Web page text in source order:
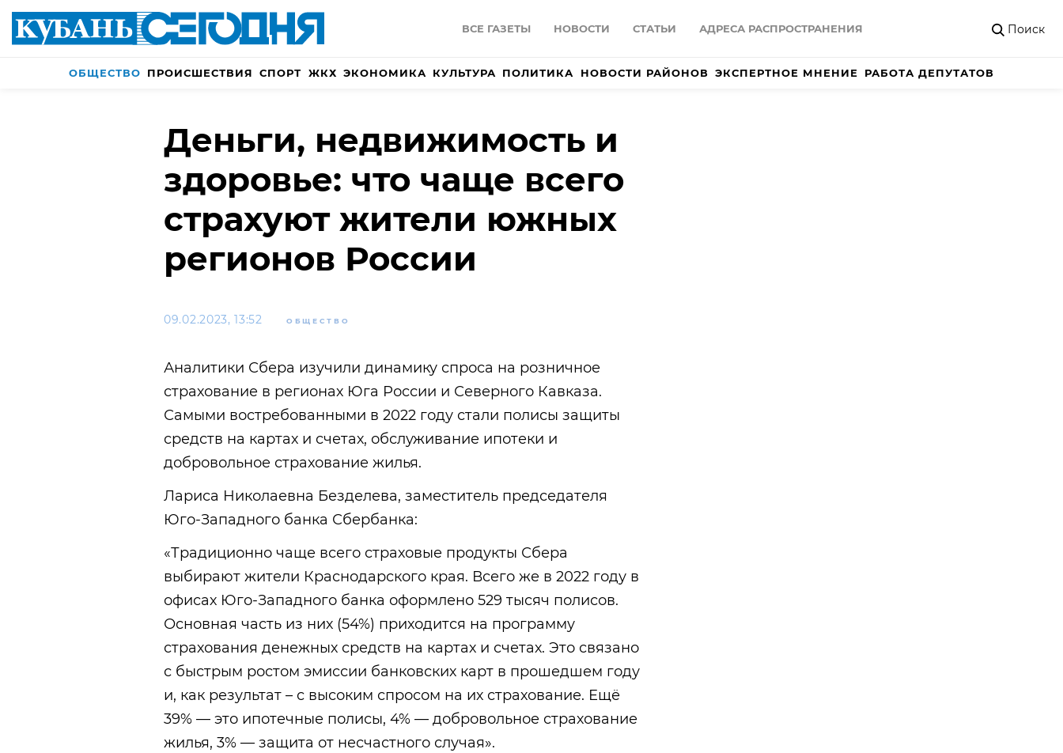
ВСЕ ГАЗЕТЫ НОВОСТИ СТАТЬИ АДРЕСА РАСПРОСТРАНЕНИЯ Поиск
ОБЩЕСТВО ПРОИСШЕСТВИЯ СПОРТ ЖКХ ЭКОНОМИКА КУЛЬТУРА ПОЛИТИКА НОВОСТИ РАЙОНОВ ЭКСПЕРТНОЕ МНЕНИЕ РАБОТА ДЕПУТАТОВ
Деньги, недвижимость и
здоровье: что чаще всего
страхуют жители южных
регионов России
09.02.2023, 13:52 ОБЩЕСТВО
Аналитики Сбера изучили динамику спроса на розничное
страхование в регионах Юга России и Северного Кавказа.
Самыми востребованными в 2022 году стали полисы защиты
средств на картах и счетах, обслуживание ипотеки и
добровольное страхование жилья.
Лариса Николаевна Безделева, заместитель председателя
Юго-Западного банка Сбербанка:
«Традиционно чаще всего страховые продукты Сбера
выбирают жители Краснодарского края. Всего же в 2022 году в
офисах Юго-Западного банка оформлено 529 тысяч полисов.
Основная часть из них (54%) приходится на программу
страхования денежных средств на картах и счетах. Это связано
с быстрым ростом эмиссии банковских карт в прошедшем году
и, как результат – с высоким спросом на их страхование. Ещё
39% — это ипотечные полисы, 4% — добровольное страхование
жилья, 3% — защита от несчастного случая».